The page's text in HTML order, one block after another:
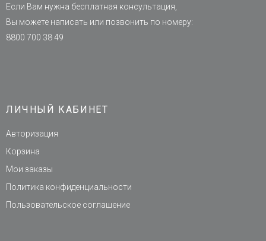
Если Вам нужна бесплатная консультация,
Вы можете написать или позвонить по номеру:
8800 700 38 49
ЛИЧНЫЙ КАБИНЕТ
Авторизация
Корзина
Мои заказы
Политика конфиденциальности
Пользовательское соглашение